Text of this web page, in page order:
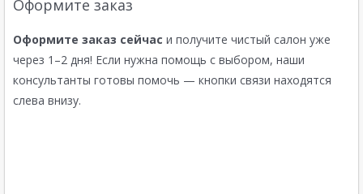
Оформите заказ
Оформите заказ сейчас и получите чистый салон уже
через 1–2 дня! Если нужна помощь с выбором, наши
консультанты готовы помочь — кнопки связи находятся
слева внизу.